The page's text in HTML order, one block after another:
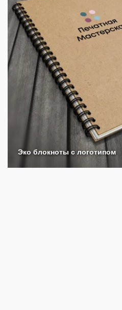
Эко блокноты с логотипом